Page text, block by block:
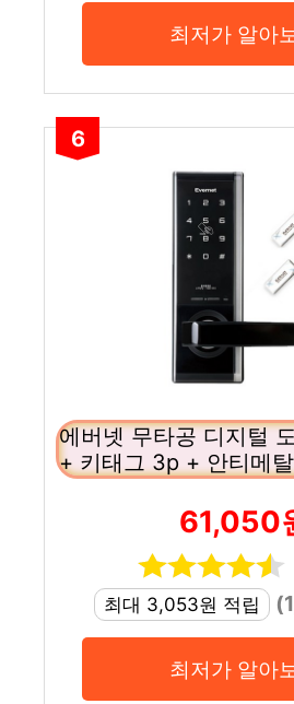
최저가 알아
6
에버넷 무타공 디지털
+ 키태그 3p + 안티메
61,050
최대 3,053원 적립
최저가 알아